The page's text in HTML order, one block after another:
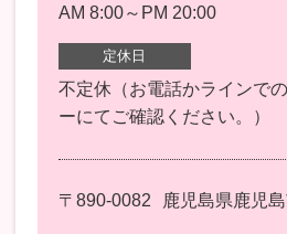
AM 8:00～PM 20:00
定休日
不定休（お電話かラインで
ーにてご確認ください。）
〒890-0082 鹿児島県鹿児